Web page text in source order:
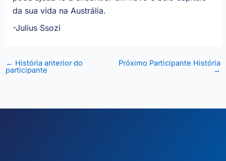
da sua vida na Austrália.
-Julius Ssozi
← História anterior do
participante
Próximo Participante História
→